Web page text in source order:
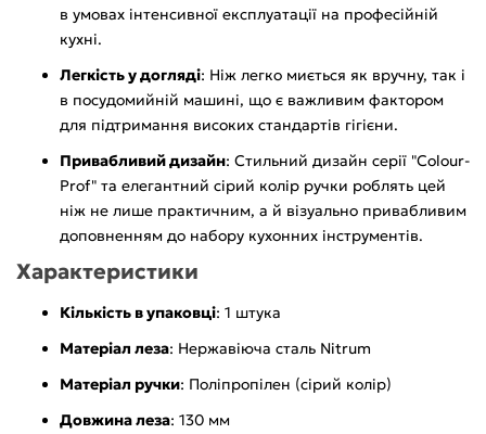
в умовах інтенсивної експлуатації на професійній
кухні.
Легкість у догляді: Ніж легко миється як вручну, так і
в посудомийній машині, що є важливим фактором
для підтримання високих стандартів гігієни.
Привабливий дизайн: Стильний дизайн серії "Colour-
Prof" та елегантний сірий колір ручки роблять цей
ніж не лише практичним, а й візуально привабливим
доповненням до набору кухонних інструментів.
Характеристики
Кількість в упаковці: 1 штука
Матеріал леза: Нержавіюча сталь Nitrum
Матеріал ручки: Поліпропілен (сірий колір)
Довжина леза: 130 мм